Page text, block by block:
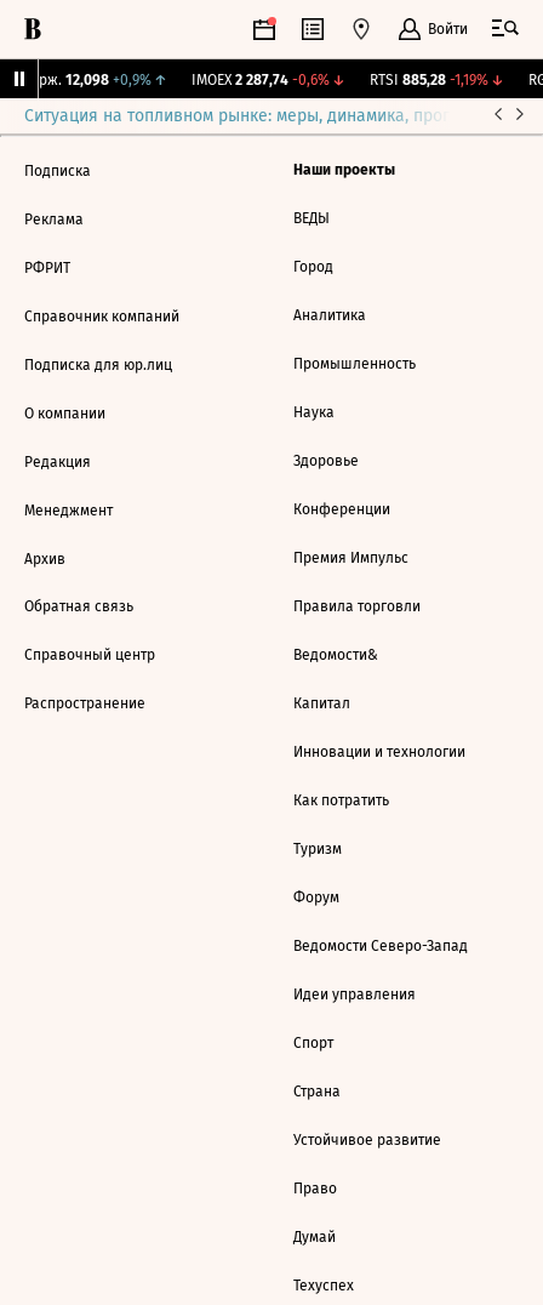
Войти
Бирж. 12,098 +0,9%↑ IMOEX 2 287,74 -0,6%↓ RTSI 885,28 -1,19%↓
Ситуация на топливном рынке: меры, динамика, прогнозы
Подписка
Реклама
РФРИТ
Справочник компаний
Подписка для юр.лиц
О компании
Редакция
Менеджмент
Архив
Обратная связь
Справочный центр
Распространение
Наши проекты
ВЕДЫ
Город
Аналитика
Промышленность
Наука
Здоровье
Конференции
Премия Импульс
Правила торговли
Ведомости&
Капитал
Инновации и технологии
Как потратить
Туризм
Форум
Ведомости Северо-Запад
Идеи управления
Спорт
Страна
Устойчивое развитие
Право
Думай
Техуспех